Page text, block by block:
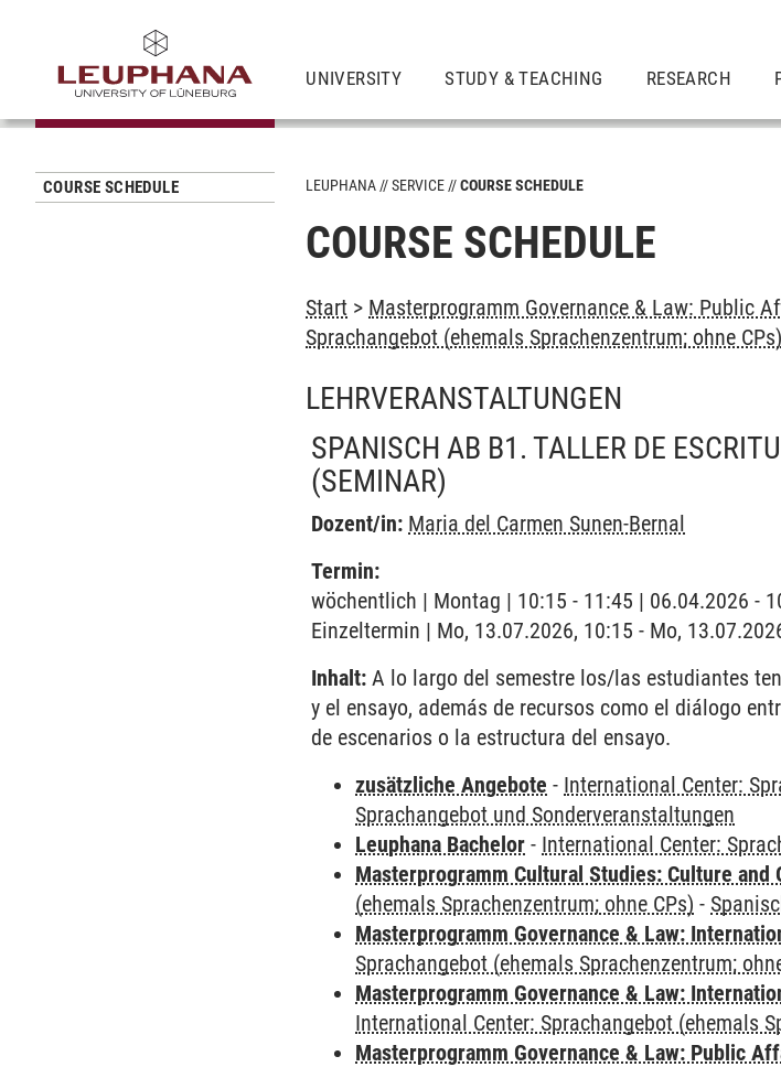
UNIVERSITY STUDY & TEACHING RESEARCH
COURSE SCHEDULE LEUPHANA SERVICE COURSE SCHEDULE
COURSE SCHEDULE
Start > Masterprogramm Governance & Law: Public
Sprachangebot (ehemals Sprachenzentrum; ohne CPs)
LEHRVERANSTALTUNGEN
SPANISCH AB B1. TALLER DE
(SEMINAR)
Dozent/in: Maria del Carmen Sunen-Bernal
Termin:
wöchentlich | Montag | 10:15 - 11:45 | 06.04.2026 -
Einzeltermin | Mo, 13.07.2026, 10:15 - Mo,
Inhalt: A lo largo del semestre los/las estudiantes
y el ensayo, además de recursos como el diálogo
de escenarios o la estructura del ensayo.
zusätzliche Angebote - International Center:
Sprachangebot und Sonderveranstaltungen
Leuphana Bachelor - International Center:
Masterprogramm Cultural Studies: Culture and
(ehemals Sprachenzentrum; ohne CPs) -
Masterprogramm Governance & Law:
Sprachangebot (ehemals Sprachenzentrum;
Masterprogramm Governance & Law:
International Center: Sprachangebot (ehemals
Masterprogramm Governance & Law: Public